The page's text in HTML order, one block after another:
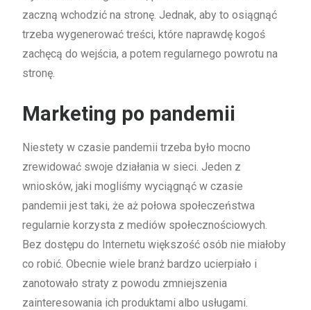
zaczną wchodzić na stronę. Jednak, aby to osiągnąć
trzeba wygenerować treści, które naprawdę kogoś
zachęcą do wejścia, a potem regularnego powrotu na
stronę.
Marketing po pandemii
Niestety w czasie pandemii trzeba było mocno
zrewidować swoje działania w sieci. Jeden z
wniosków, jaki mogliśmy wyciągnąć w czasie
pandemii jest taki, że aż połowa społeczeństwa
regularnie korzysta z mediów społecznościowych.
Bez dostępu do Internetu większość osób nie miałoby
co robić. Obecnie wiele branż bardzo ucierpiało i
zanotowało straty z powodu zmniejszenia
zainteresowania ich produktami albo usługami.